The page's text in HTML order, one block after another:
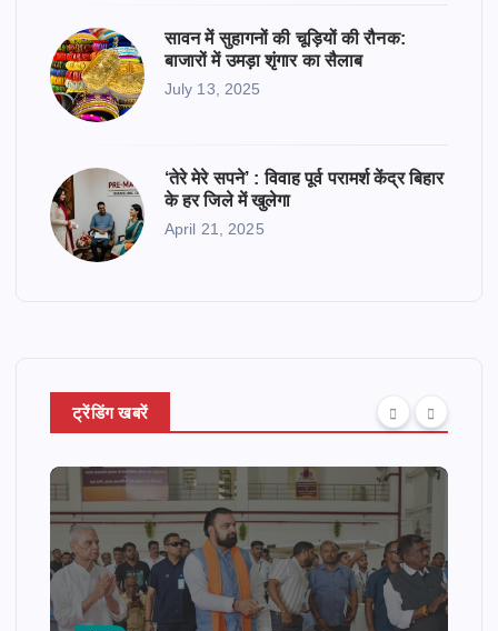
सावन में सुहागनों की चूड़ियों की रौनक:
बाजारों में उमड़ा शृंगार का सैलाब
July 13, 2025
‘तेरे मेरे सपने’ : विवाह पूर्व परामर्श केंद्र बिहार
के हर जिले में खुलेगा
April 21, 2025
ट्रेंडिंग खबरें